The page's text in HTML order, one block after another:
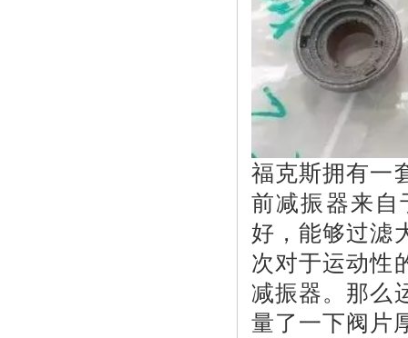
福克斯拥有一
前减振器来自
好，能够过滤
次对于运动性
减振器。那么
量了一下阀片